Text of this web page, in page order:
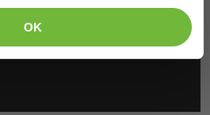
OK
Queue();